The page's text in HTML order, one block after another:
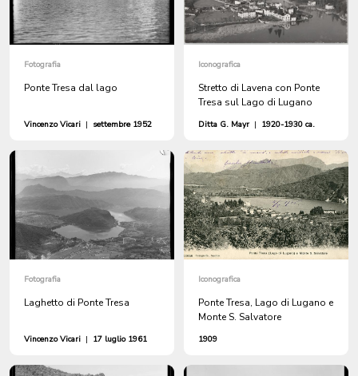
Fotografia
Ponte Tresa dal lago
Vincenzo Vicari | settembre 1952
Iconografica
Stretto di Lavena con Ponte
Tresa sul Lago di Lugano
Ditta G. Mayr | 1920-1930 ca.
Fotografia
Laghetto di Ponte Tresa
Vincenzo Vicari | 17 luglio 1961
Iconografica
Ponte Tresa, Lago di Lugano e
Monte S. Salvatore
1909